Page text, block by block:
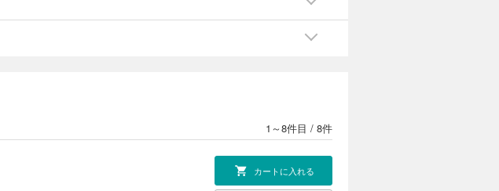
1～8件目 / 8件
カートに入れる